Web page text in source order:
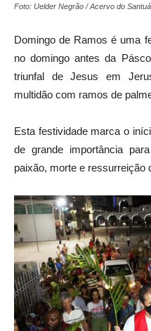
Foto: Uelder Negrão / Acervo do
Domingo de Ramos é uma
no domingo antes da
triunfal de Jesus em
multidão com ramos de
Esta festividade marca o
de grande importância
paixão, morte e ressurreição